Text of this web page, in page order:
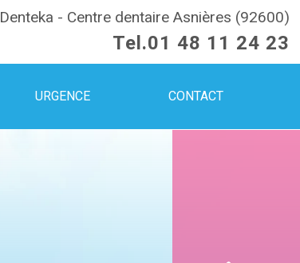
Denteka - Centre dentaire Asnières (92600)
Tel.01 48 11 24 23
URGENCE CONTACT